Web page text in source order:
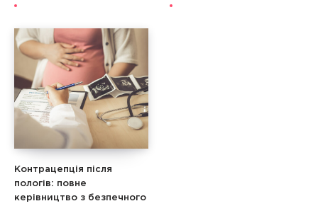
Контрацепція після
пологів: повне
керівництво з безпечного